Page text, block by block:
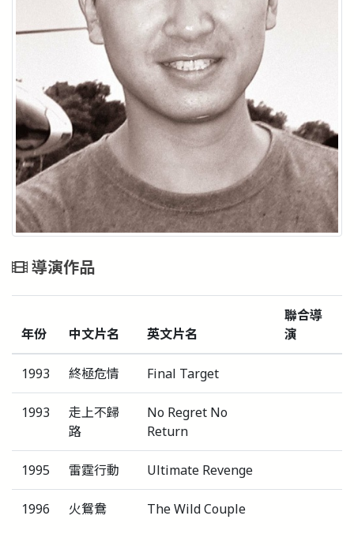
導演作品
年份 中文片名 英文片名
聯合導
演
1993 終極危情 Final Target
1993
走上不歸
路
No Regret No
Return
1995 雷霆行動 Ultimate Revenge
1996 火鴛鴦 The Wild Couple